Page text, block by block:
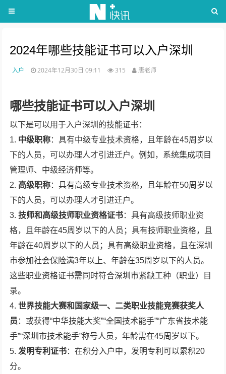
2024年哪些技能证书可以入户深圳
入户 2024年12月30日 09:11 315 唐老师
哪些技能证书可以入户深圳
以下是可以用于入户深圳的技能证书：
1. 中级职称：具有中级专业技术资格，且年龄在45周岁以
下的人员，可以办理人才引进迁户。例如，系统集成项目
管理师、中级经济师等。
2. 高级职称：具有高级专业技术资格，且年龄在50周岁以
下的人员，可以办理人才引进迁户。
3.技师和高级技师职业资格证书：具有高级技师职业资
格，且年龄在45周岁以下的人员；具有技师职业资格，且
年龄在40周岁以下的人员；具有高级职业资格，且在深圳
市参加社会保险满3年以上、年龄在35周岁以下的人员。
这些职业资格证书需同时符合深圳市紧缺工种（职业）目
录。
4.世界技能大赛和国家级一、二类职业技能竞赛获奖人
员 ：或获得“中华技能大奖”“全国技术能手”“广东省技术能
手”“深圳市技术能手”称号人员，年龄需在45周岁以下。
5.发明专利证书：在积分入户中，发明专利可以累积20
分。